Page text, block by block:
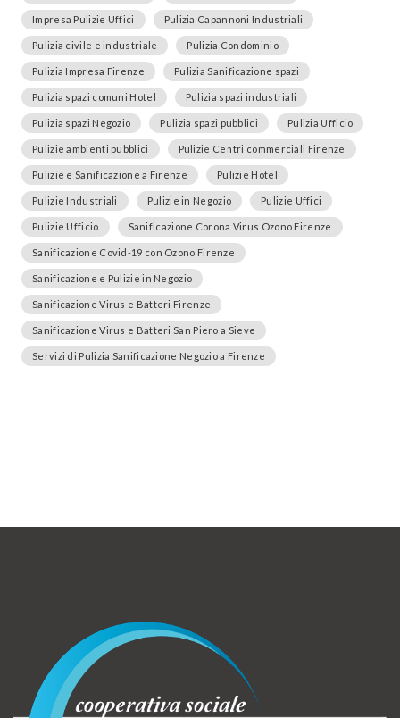
Impresa Pulizie Uffici Pulizia Capannoni Industriali
Pulizia civile e industriale Pulizia Condominio
Pulizia Impresa Firenze Pulizia Sanificazione spazi
Pulizia spazi comuni Hotel Pulizia spazi industriali
Pulizia spazi Negozio Pulizia spazi pubblici Pulizia Ufficio
Pulizie ambienti pubblici Pulizie Centri commerciali Firenze
Pulizie e Sanificazione a Firenze Pulizie Hotel
Pulizie Industriali Pulizie in Negozio Pulizie Uffici
Pulizie Ufficio Sanificazione Corona Virus Ozono Firenze
Sanificazione Covid-19 con Ozono Firenze
Sanificazione e Pulizie in Negozio
Sanificazione Virus e Batteri Firenze
Sanificazione Virus e Batteri San Piero a Sieve
Servizi di Pulizia Sanificazione Negozio a Firenze